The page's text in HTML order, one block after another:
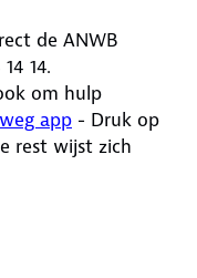
de ANWB
14.
om hulp
app - Druk op
rest wijst zich